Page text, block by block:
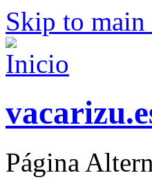
Skip to main
Página